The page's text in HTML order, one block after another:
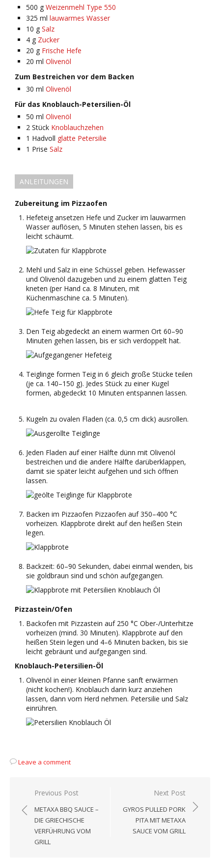
500 g Weizenmehl Type 550
325 ml lauwarmes Wasser
10 g Salz
4 g Zucker
20 g Frische Hefe
20 ml Olivenöl
Zum Bestreichen vor dem Backen
30 ml Olivenöl
Für das Knoblauch-Petersilien-Öl
50 ml Olivenöl
2 Stück Knoblauchzehen
1 Hadvoll glatte Petersilie
1 Prise Salz
ANLEITUNGEN
Zubereitung im Pizzaofen
Hefeteig ansetzen Hefe und Zucker im lauwarmen
Wasser auflösen, 5 Minuten stehen lassen, bis es
leicht schäumt.
Mehl und Salz in eine Schüssel geben. Hefewasser
und Olivenöl dazugeben und zu einem glatten Teig
kneten (per Hand ca. 8 Minuten, mit
Küchenmaschine ca. 5 Minuten).
Den Teig abgedeckt an einem warmen Ort 60–90
Minuten gehen lassen, bis er sich verdoppelt hat.
Teiglinge formen Teig in 6 gleich große Stücke teilen
(je ca. 140–150 g). Jedes Stück zu einer Kugel
formen, abgedeckt 10 Minuten entspannen lassen.
Kugeln zu ovalen Fladen (ca. 0,5 cm dick) ausrollen.
Jeden Fladen auf einer Hälfte dünn mit Olivenöl
bestreichen und die andere Hälfte darüberklappen,
damit sie später leicht aufgehen und sich öffnen
lassen.
Backen im Pizzaofen Pizzaofen auf 350–400 °C
vorheizen. Klappbrote direkt auf den heißen Stein
legen.
Backzeit: 60–90 Sekunden, dabei einmal wenden, bis
sie goldbraun sind und schön aufgegangen.
Pizzastein/Ofen
Backofen mit Pizzastein auf 250 °C Ober-/Unterhitze
vorheizen (mind. 30 Minuten). Klappbrote auf den
heißen Stein legen und 4–6 Minuten backen, bis sie
leicht gebräunt und aufgegangen sind.
Knoblauch-Petersilien-Öl
Olivenöl in einer kleinen Pfanne sanft erwärmen
(nicht kochen!). Knoblauch darin kurz anziehen
lassen, dann vom Herd nehmen. Petersilie und Salz
einrühren.
Leave a comment
Beitragsnavigation
Previous Post
METAXA BBQ SAUCE –
DIE GRIECHISCHE
VERFÜHRUNG VOM
GRILL
Next Post
GYROS PULLED PORK
PITA MIT METAXA
SAUCE VOM GRILL